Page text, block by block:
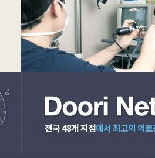
전국 48개 지점에서 최고의 의